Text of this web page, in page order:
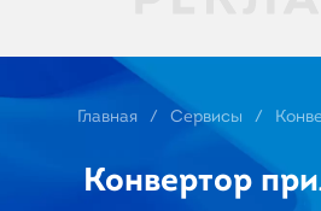
Главная Сервисы
Конвертор